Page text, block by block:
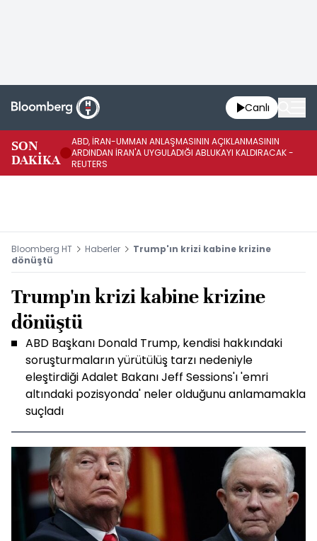
Canlı
SON
DAKİKA
ABD, İRAN-UMMAN ANLAŞMASININ AÇIKLANMASININ
ARDINDAN İRAN'A UYGULADIĞI ABLUKAYI KALDIRACAK -
REUTERS
Bloomberg HT Haberler
Trump'ın krizi kabine krizine
dönüştü
Trump'ın krizi kabine krizine
dönüştü
ABD Başkanı Donald Trump, kendisi hakkındaki
soruşturmaların yürütülüş tarzı nedeniyle
eleştirdiği Adalet Bakanı Jeff Sessions'ı 'emri
altındaki pozisyonda' neler olduğunu anlamamakla
suçladı